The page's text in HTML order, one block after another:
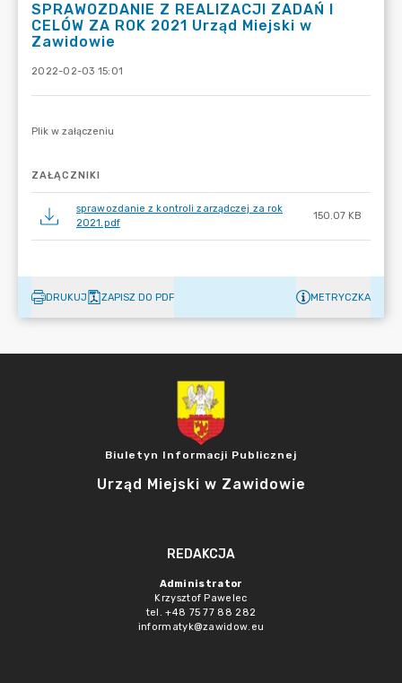
SPRAWOZDANIE Z REALIZACJI ZADAŃ I
CELÓW ZA ROK 2021 Urząd Miejski w
Zawidowie
2022-02-03 15:01
ZAŁĄCZNIKI
sprawozdanie z kontroli zarządczej za rok
2021.pdf
150.07 KB
DRUKUJ ZAPISZ DO PDF METRYCZKA
Biuletyn Informacji Publicznej
Urząd Miejski w Zawidowie
REDAKCJA
Administrator
Krzysztof Pawelec
tel. +48 75 77 88 282
informatyk@zawidow.eu